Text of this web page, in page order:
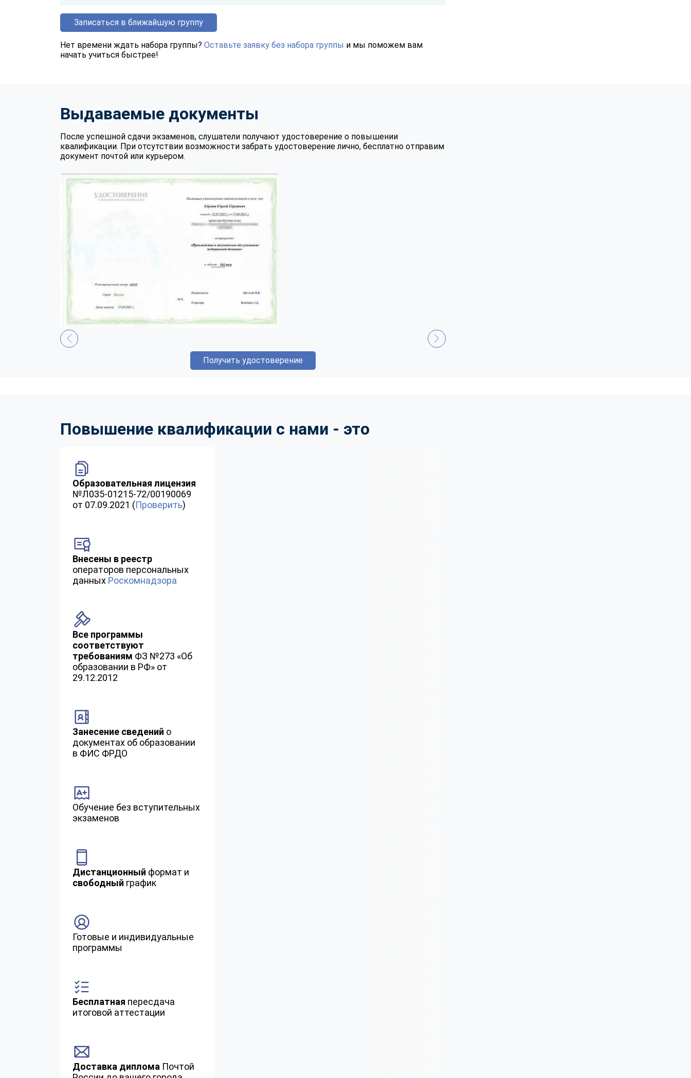
Записаться в ближайшую группу
Нет времени ждать набора группы? Оставьте заявку без набора группы и мы поможем вам
начать учиться быстрее!
Выдаваемые документы
После успешной сдачи экзаменов, слушатели получают удостоверение о повышении
квалификации. При отсутствии возможности забрать удостоверение лично, бесплатно отправим
документ почтой или курьером.
Получить удостоверение
Повышение квалификации с нами - это
Образовательная лицензия
№Л035-01215-72/00190069
от 07.09.2021 (Проверить)
Внесены в реестр
операторов персональных
данных Роскомнадзора
Все программы
соответствуют
требованиям ФЗ №273 «Об
образовании в РФ» от
29.12.2012
Занесение сведений о
документах об образовании
в ФИС ФРДО
Обучение без вступительных
экзаменов
Дистанционный формат и
свободный график
Готовые и индивидуальные
программы
Бесплатная пересдача
итоговой аттестации
Доставка диплома Почтой